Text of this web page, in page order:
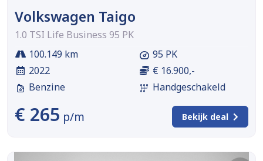
Volkswagen Taigo
1.0 TSI Life Business 95 PK
100.149 km
2022
Benzine
95 PK
€ 16.900,-
Handgeschakeld
€ 265 p/m Bekijk deal